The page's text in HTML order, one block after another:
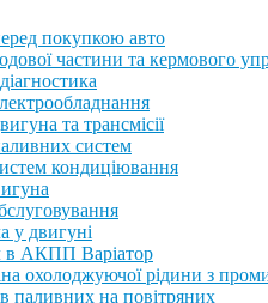
покупкою авто
частини та кермового
та трансмісії
систем
кондиціювання
у двигуні
в АКПП Варіатор
охолоджуючої рідини з
паливних на повітряних